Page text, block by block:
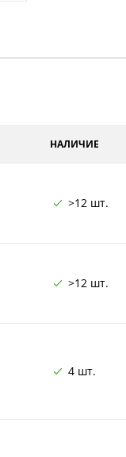
НАЛИЧИЕ
>12 шт.
>12 шт.
4 шт.